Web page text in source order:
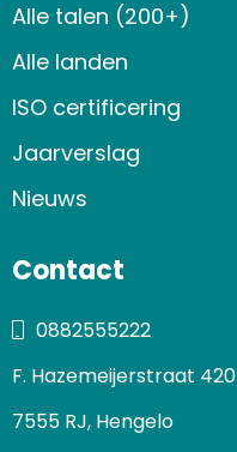
Alle talen (200+)
Alle landen
ISO certificering
Jaarverslag
Nieuws
Contact
0882555222
F. Hazemeijerstraat 420
7555 RJ, Hengelo